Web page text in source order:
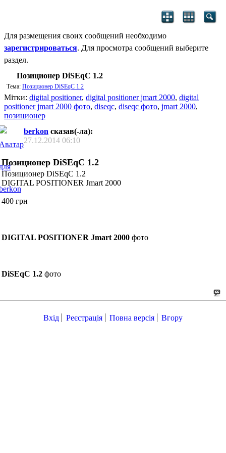
Для размещения своих сообщений необходимо
зарегистрироваться. Для просмотра сообщений выберите
раздел.
Позиционер DiSEqC 1.2
Тема: Позиционер DiSEqC 1.2
Мітки: digital positioner, digital positioner jmart 2000, digital
positioner jmart 2000 фото, diseqc, diseqc фото, jmart 2000,
позиционер
berkon сказав(-ла):
27.12.2014 06:10
Позиционер DiSEqC 1.2
Позиционер DiSEqC 1.2
DIGITAL POSITIONER Jmart 2000
400 грн
DIGITAL POSITIONER Jmart 2000 фото
DiSEqC 1.2 фото
Вхід Реєстрація Повна версія Вгору